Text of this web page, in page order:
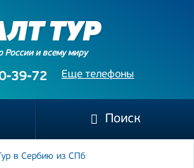
России и всему миру
Еще телефоны
39-72
Поиск
в Сербию из СПб